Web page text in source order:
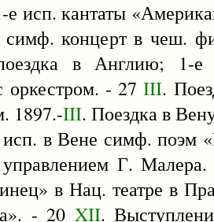
е исп. кантаты
симф. концерт в чеш.
в Англию; 1-е
оркестром. - 27III.
1897.-III. Поездка в
в Вене симф. поэм
Г.
в Нац. театре в
- 20 XII.